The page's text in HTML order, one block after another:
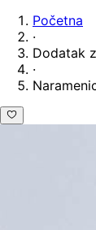
Početna
·
Dodatak
·